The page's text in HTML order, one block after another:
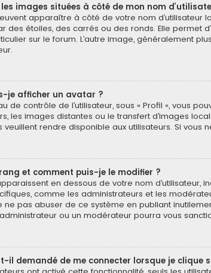
images situées à côté de mon nom
apparaître à côté de votre nom d’utilisateur
des étoiles, des carrés ou des ronds. Elle permet
sur le forum. L’autre image, généralement
je afficher un avatar ?
de contrôle de l’utilisateur, sous « Profil », vous
les images distantes ou le transfert d’images
veuillent rendre disponible aux utilisateurs. Si
et comment puis-je le modifier ?
en dessous de votre nom
comme les administrateurs et les
ne pas abuser de ce système en publiant
ou un modérateur pourra vous
il demandé de me connecter lorsque je clique